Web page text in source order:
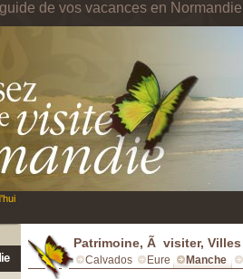
guide de vos vacances en Normandie
Patrimoine, Ã visiter,
Calvados Eure Manche